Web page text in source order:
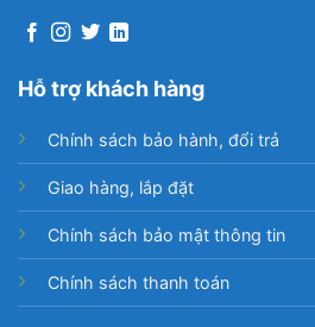
vời trong việc sử dụng tivi khi
tivi linh hoạt, gọi video cho
nhà qua màn hình chất lượng
ý, sử dụng tính năng này bạn
camera.
Hỗ trợ khách hàng
Chính sách bảo hành, đổi trả
Giao hàng, lắp đặt
Chính sách bảo mật thông tin
Chính sách thanh toán